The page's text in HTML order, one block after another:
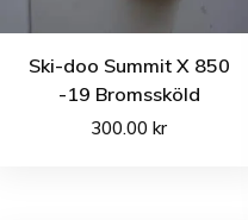
Ski-doo Summit X 850
-19 Bromssköld
300.00kr